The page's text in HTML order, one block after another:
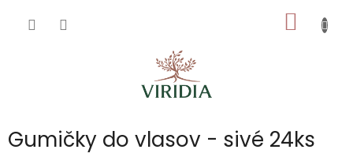
KOŠÍK
Gumičky do vlasov - sivé 24ks